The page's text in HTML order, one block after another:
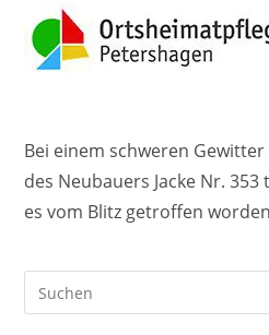
Bei einem schweren
des Neubauers Jacke Nr.
es vom Blitz getroffen